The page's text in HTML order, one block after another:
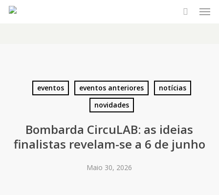
Skip
eventos eventos anteriores
notícias
novidades
Bombarda CircuLAB: as ideias
finalistas revelam-se a 6 de junho
Maio 30, 2026